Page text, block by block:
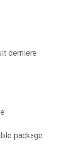
derniere
package